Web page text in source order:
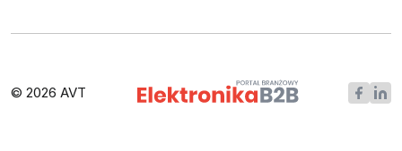
© 2026 AVT